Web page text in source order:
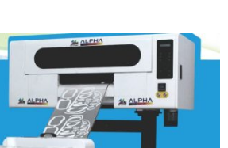
DTF Textil – 30cm